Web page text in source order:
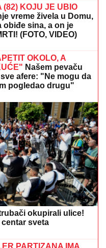
POKAZALA TELO U
ima telo za
a kada se skine
SRBIJU!Za
muža izdvojila preko
EVRA: "On će zauvek
Evo današnjeg 3+